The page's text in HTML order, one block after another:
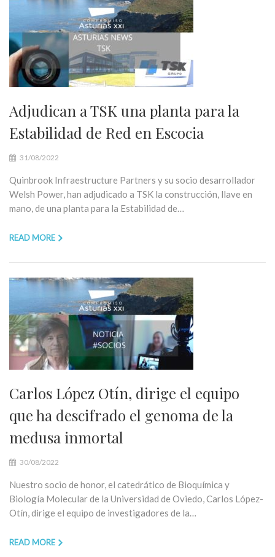
Adjudican a TSK una planta para la
Estabilidad de Red en Escocia
31/08/2022
Quinbrook Infraestructure Partners y su socio desarrollador
Welsh Power, han adjudicado a TSK la construcción, llave en
mano, de una planta para la Estabilidad de…
READ MORE
Carlos López Otín, dirige el equipo
que ha descifrado el genoma de la
medusa inmortal
30/08/2022
Nuestro socio de honor, el catedrático de Bioquímica y
Biología Molecular de la Universidad de Oviedo, Carlos López-
Otín, dirige el equipo de investigadores de la…
READ MORE